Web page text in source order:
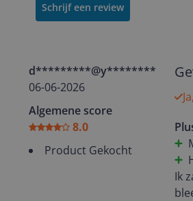
Schrijf een review
d*********@y********
06-06-2026
Algemene score
8.0
Product Gekocht
Ik